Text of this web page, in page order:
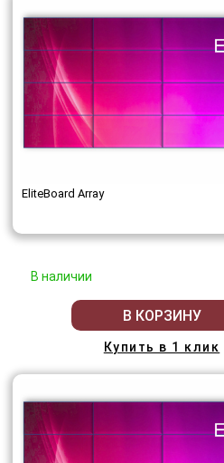
EliteBoard Array
В наличии
В КОРЗИНУ
Купить в 1 клик